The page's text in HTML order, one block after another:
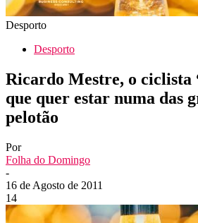
Desporto
Desporto
Ricardo Mestre, o ciclista
que quer estar numa das
pelotão
Por
Folha do Domingo
-
16 de Agosto de 2011
14